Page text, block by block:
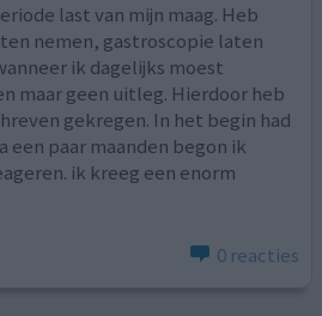
last van mijn maag. Heb
nemen, gastroscopie laten
ik dagelijks moest
maar geen uitleg. Hierdoor heb
gekregen. In het begin had
een paar maanden begon ik
ik kreeg een enorm
0 reacties